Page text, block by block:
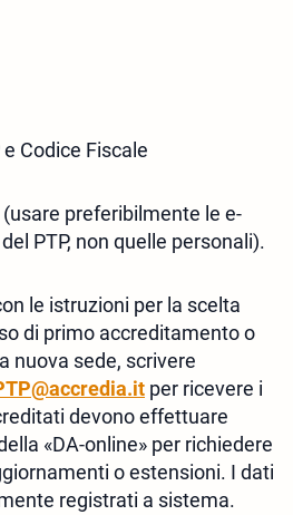
Codice Fiscale
preferibilmente le e-
PTP, non quelle personali).
le istruzioni per la scelta
di primo accreditamento o
nuova sede, scrivere
per ricevere i
devono effettuare
«DA-online» per richiedere
o estensioni. I dati
registrati a sistema.